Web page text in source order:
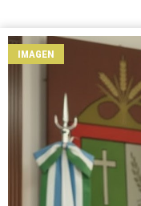
IMAGEN